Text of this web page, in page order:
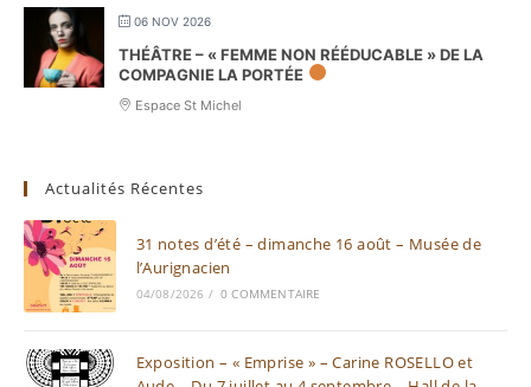
06 NOV 2026
THÉÂTRE – « FEMME NON RÉÉDUCABLE » DE LA
COMPAGNIE LA PORTÉE
Espace St Michel
Actualités Récentes
31 notes d’été – dimanche 16 août – Musée de
l’Aurignacien
04/08/2026 / 0 COMMENTAIRE
Exposition – « Emprise » – Carine ROSELLO et